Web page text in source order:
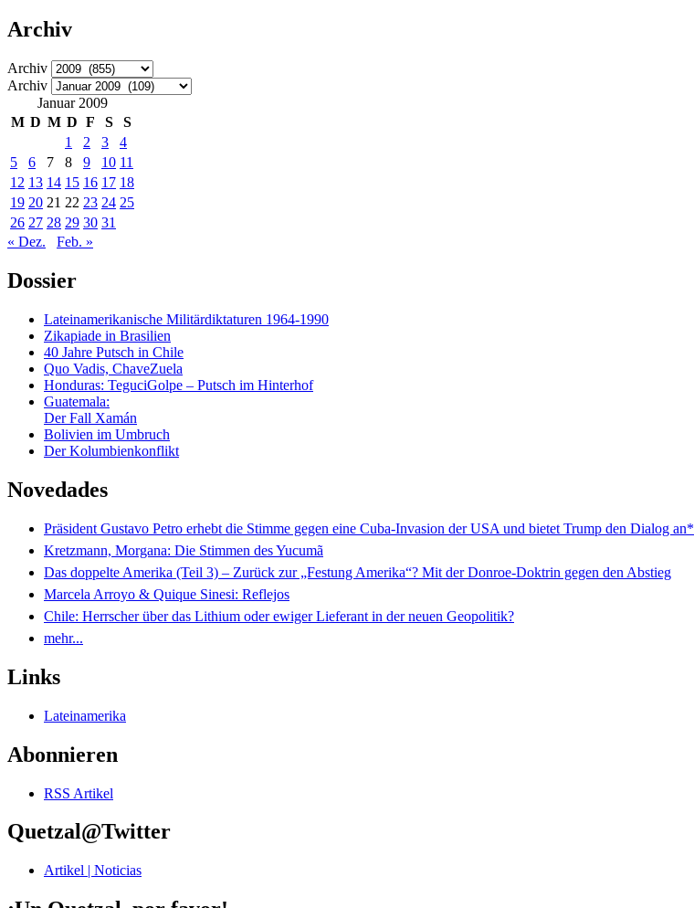
Archiv
Archiv
Archiv
Januar 2009
M D M D F S
S
1
2 3
4
5
6 7 8 9 10 11
12 13 14 15 16 17 18
19 20 21 22 23 24 25
26 27 28 29 30 31
« Dez.
Feb. »
Dossier
Lateinamerikanische Militärdiktaturen 1964-1990
Zikapiade in Brasilien
40 Jahre Putsch in Chile
Quo Vadis, ChaveZuela
Honduras: TeguciGolpe – Putsch im Hinterhof
Guatemala:
Der Fall Xamán
Bolivien im Umbruch
Der Kolumbienkonflikt
Novedades
Präsident Gustavo Petro erhebt die Stimme gegen eine Cuba-Invasion der USA und bietet Trump den Dialog an*
Kretzmann, Morgana: Die Stimmen des Yucumã
Das doppelte Amerika (Teil 3) – Zurück zur „Festung Amerika“? Mit der Donroe-Doktrin gegen den Abstieg
Marcela Arroyo & Quique Sinesi: Reflejos
Chile: Herrscher über das Lithium oder ewiger Lieferant in der neuen Geopolitik?
mehr...
Links
Lateinamerika
Abonnieren
RSS Artikel
Quetzal@Twitter
Artikel | Noticias